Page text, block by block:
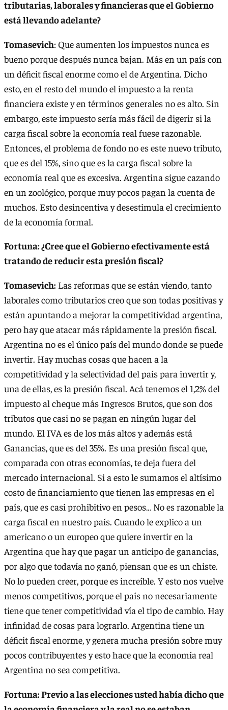
tributarias, laborales y financieras que el Gobierno
está llevando adelante?
Tomasevich: Que aumenten los impuestos nunca es
bueno porque después nunca bajan. Más en un país con
un déficit fiscal enorme como el de Argentina. Dicho
esto, en el resto del mundo el impuesto a la renta
financiera existe y en términos generales no es alto. Sin
embargo, este impuesto sería más fácil de digerir si la
carga fiscal sobre la economía real fuese razonable.
Entonces, el problema de fondo no es este nuevo tributo,
que es del 15%, sino que es la carga fiscal sobre la
economía real que es excesiva. Argentina sigue cazando
en un zoológico, porque muy pocos pagan la cuenta de
muchos. Esto desincentiva y desestimula el crecimiento
de la economía formal.
Fortuna: ¿Cree que el Gobierno efectivamente está
tratando de reducir esta presión fiscal?
Tomasevich: Las reformas que se están viendo, tanto
laborales como tributarios creo que son todas positivas y
están apuntando a mejorar la competitividad argentina,
pero hay que atacar más rápidamente la presión fiscal.
Argentina no es el único país del mundo donde se puede
invertir. Hay muchas cosas que hacen a la
competitividad y la selectividad del país para invertir y,
una de ellas, es la presión fiscal. Acá tenemos el 1,2% del
impuesto al cheque más Ingresos Brutos, que son dos
tributos que casi no se pagan en ningún lugar del
mundo. El IVA es de los más altos y además está
Ganancias, que es del 35%. Es una presión fiscal que,
comparada con otras economías, te deja fuera del
mercado internacional. Si a esto le sumamos el altísimo
costo de financiamiento que tienen las empresas en el
país, que es casi prohibitivo en pesos… No es razonable la
carga fiscal en nuestro país. Cuando le explico a un
americano o un europeo que quiere invertir en la
Argentina que hay que pagar un anticipo de ganancias,
por algo que todavía no ganó, piensan que es un chiste.
No lo pueden creer, porque es increíble. Y esto nos vuelve
menos competitivos, porque el país no necesariamente
tiene que tener competitividad vía el tipo de cambio. Hay
infinidad de cosas para lograrlo. Argentina tiene un
déficit fiscal enorme, y genera mucha presión sobre muy
pocos contribuyentes y esto hace que la economía real
Argentina no sea competitiva.
Fortuna: Previo a las elecciones usted había dicho que